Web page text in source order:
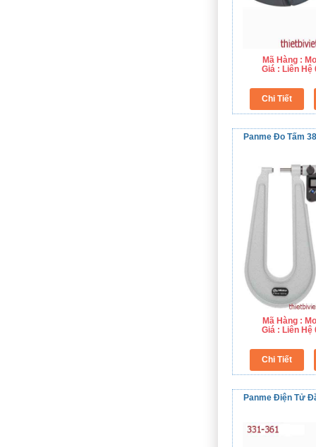
Mã Hàng :
Giá : Liên Hệ
Panme Đo Tấm
Mã Hàng :
Giá : Liên Hệ
Panme Điện Tử